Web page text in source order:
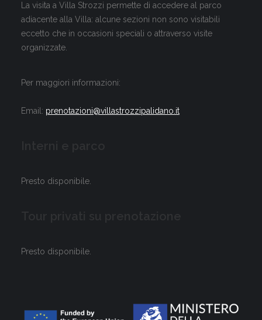
La visita a Villa Strozzi permette di accedere al parco
adiacente alla Villa: alcune sezioni non sono visitabili
eccetto che in occasioni speciali o attraverso visite
organizzate.
Per maggiori informazioni:
Email: prenotazioni@villastrozzipalidano.it
Presto disponibile.
Presto disponibile.